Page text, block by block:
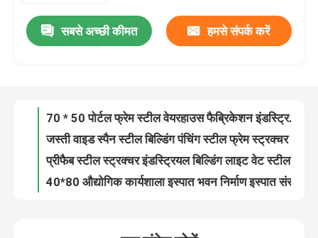
वीडियो
कारखाना भ्रमण
गुणवत्ता नियंत्रण
सबसे अच्छी कीमत हमसे संपर्क करें
70 * 50 पोर्टल फ्रेम स्टील वेयरहाउस फैब्रिकेशन इंडस्ट्रियल बिल्डिंग
प्रीफैब्रिकेटेड हेवी स्टील स्ट्रक्चर शॉपिंग मॉल डस्टप्रूफ आईएसओ 9 001
OEM / ODM जस्ती इस्पात संरचना प्लेटफार्म निर्माण जीबी